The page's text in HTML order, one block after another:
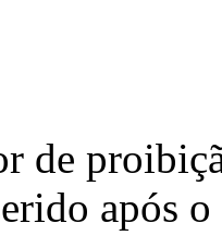
de
após o